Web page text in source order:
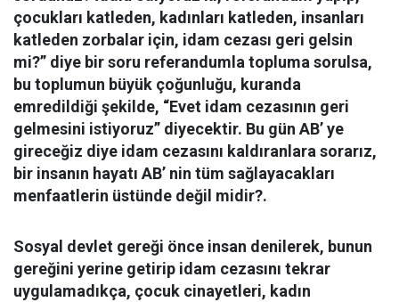
çocukları katleden, kadınları katleden, insanları
katleden zorbalar için, idam cezası geri gelsin
mi?” diye bir soru referandumla topluma sorulsa,
bu toplumun büyük çoğunluğu, kuranda
emredildiği şekilde, “Evet idam cezasının geri
gelmesini istiyoruz” diyecektir. Bu gün AB’ ye
gireceğiz diye idam cezasını kaldıranlara sorarız,
bir insanın hayatı AB’ nin tüm sağlayacakları
menfaatlerin üstünde değil midir?.
Sosyal devlet gereği önce insan denilerek, bunun
gereğini yerine getirip idam cezasını tekrar
uygulamadıkça, çocuk cinayetleri, kadın